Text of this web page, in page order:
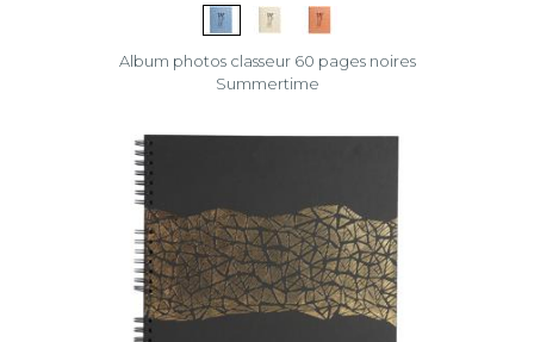
Album photos classeur 60 pages noires
Summertime